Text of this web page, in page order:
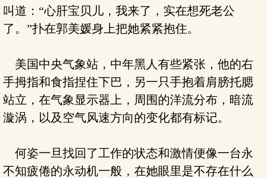
叫道：“心肝宝贝儿，我来了，实在想死老公
了。”扑在郭美媛身上把她紧紧抱住。
美国中央气象站，中年黑人有些紧张，他的右
手拇指和食指捏住下巴，另一只手抱着肩膀托腮
站立，在气象显示器上，周围的洋流分布，暗流
漩涡，以及空气风速方向的变化都有标记。
何姿一旦找回了工作的状态和激情便像一台永
不知疲倦的永动机一般，在她眼里是不存在什么